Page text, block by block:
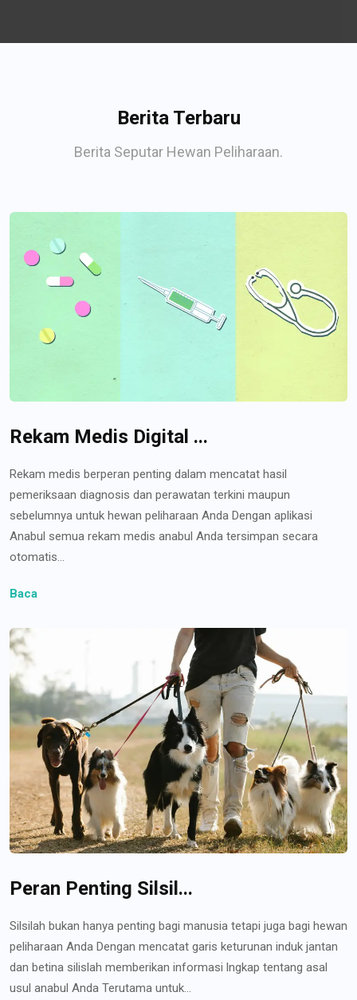
Berita Terbaru
Berita Seputar Hewan Peliharaan.
Rekam Medis Digital ...
Rekam medis berperan penting dalam mencatat hasil
pemeriksaan diagnosis dan perawatan terkini maupun
sebelumnya untuk hewan peliharaan Anda Dengan aplikasi
Anabul semua rekam medis anabul Anda tersimpan secara
otomatis...
Baca
Peran Penting Silsil...
Silsilah bukan hanya penting bagi manusia tetapi juga bagi hewan
peliharaan Anda Dengan mencatat garis keturunan induk jantan
dan betina silislah memberikan informasi lngkap tentang asal
usul anabul Anda Terutama untuk...